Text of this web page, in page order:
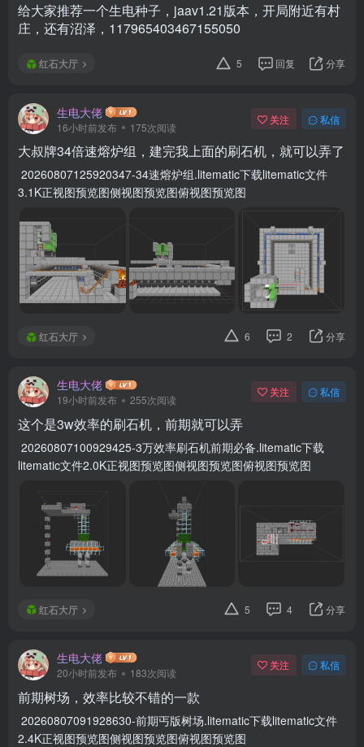
给大家推荐一个生电种子，jaav1.21版本，开局附近有村
庄，还有沼泽，117965403467155050
红石大厅 5 回复 分享
生电大佬
16小时前发布 175次阅读
关注 私信
大叔牌34倍速熔炉组，建完我上面的刷石机，就可以弄了
20260807125920347-34速熔炉组.litematic下载litematic文件
3.1K正视图预览图侧视图预览图俯视图预览图
红石大厅 6 2 分享
生电大佬
19小时前发布 255次阅读
关注 私信
这个是3w效率的刷石机，前期就可以弄
20260807100929425-3万效率刷石机前期必备.litematic下载
litematic文件2.0K正视图预览图侧视图预览图俯视图预览图
红石大厅 5 4 分享
生电大佬
20小时前发布 183次阅读
关注 私信
前期树场，效率比较不错的一款
20260807091928630-前期丐版树场.litematic下载litematic文件
2.4K正视图预览图侧视图预览图俯视图预览图